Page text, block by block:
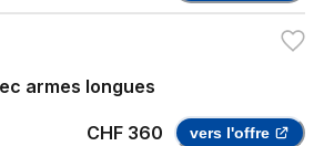
armes longues
CHF 360 vers l'offre